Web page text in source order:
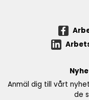
Anmäl dig till vårt
de